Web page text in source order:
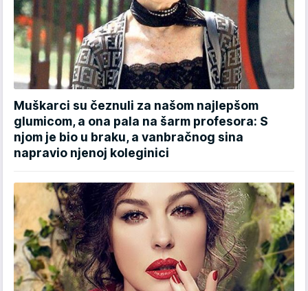
Muškarci su čeznuli za našom najlepšom
glumicom, a ona pala na šarm profesora: S
njom je bio u braku, a vanbračnog sina
napravio njenoj koleginici